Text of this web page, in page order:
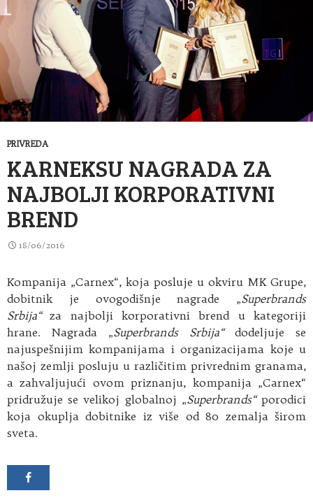
PRIVREDA
KARNEKSU NAGRADA ZA
NAJBOLJI KORPORATIVNI
BREND
18/06/2016
Kompanija „Carnex“, koja posluje u okviru MK Grupe,
dobitnik je ovogodišnje nagrade „Superbrands
Srbija“za najbolji korporativni brend u kategoriji
hrane. Nagrada „Superbrands Srbija“ dodeljuje se
najuspešnijim kompanijama i organizacijama koje u
našoj zemlji posluju u različitim privrednim granama,
a zahvaljujući ovom priznanju, kompanija „Carnex“
pridružuje se velikoj globalnoj „Superbrands“porodici
koja okuplja dobitnike iz više od 80 zemalja širom
sveta.